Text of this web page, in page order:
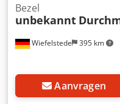
Wiefelstede 395 km
Bezel
unbekannt
Aanvragen